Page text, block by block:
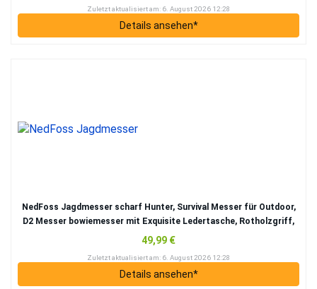
Zuletzt aktua­li­siert am: 6. August 2026 12:28
Details anse­hen*
Ned­Foss Jagd­mes­ser scharf Hun­ter, Sur­vi­val Mes­ser für Out­door,
D2 Mes­ser bowie­mes­ser mit Exqui­site Leder­ta­sche, Rot­holz­griff,
59-60HRC, Extra scharf (Braun)
49,99 €
Zuletzt aktua­li­siert am: 6. August 2026 12:28
Details anse­hen*